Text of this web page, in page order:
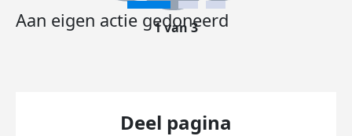
Aan eigen actie gedoneerd
1 van 3
Deel pagina